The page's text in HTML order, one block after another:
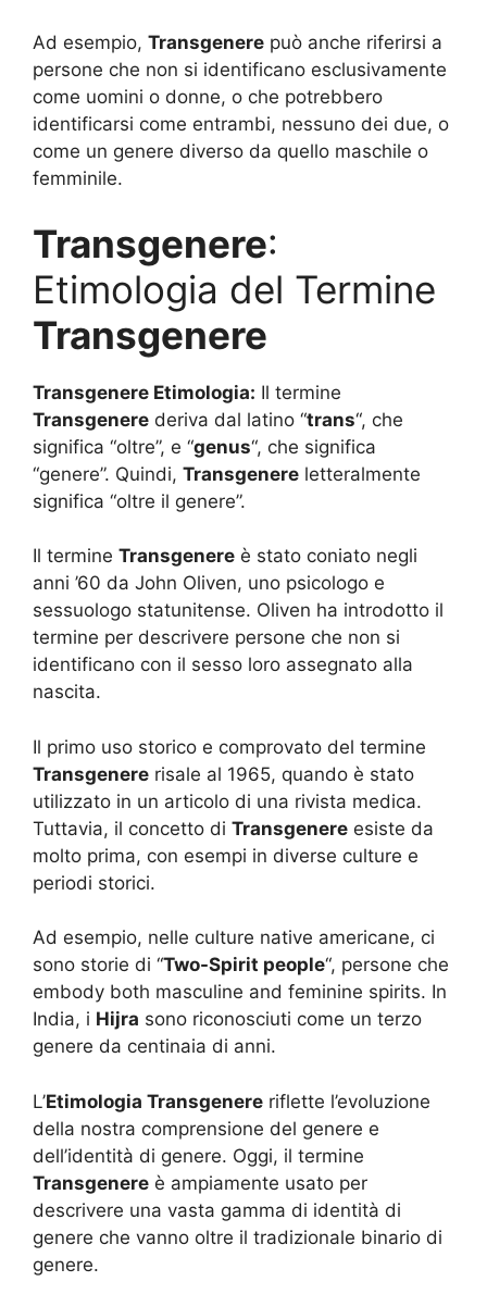
Ad esempio, Transgenere può anche riferirsi a
persone che non si identificano esclusivamente
come uomini o donne, o che potrebbero
identificarsi come entrambi, nessuno dei due, o
come un genere diverso da quello maschile o
femminile.
Transgenere:
Etimologia del Termine
Transgenere
Transgenere Etimologia: Il termine
Transgenere deriva dal latino “trans“, che
significa “oltre”, e “genus“, che significa
“genere”. Quindi, Transgenere letteralmente
significa “oltre il genere”.
Il termine Transgenere è stato coniato negli
anni ’60 da John Oliven, uno psicologo e
sessuologo statunitense. Oliven ha introdotto il
termine per descrivere persone che non si
identificano con il sesso loro assegnato alla
nascita.
Il primo uso storico e comprovato del termine
Transgenere risale al 1965, quando è stato
utilizzato in un articolo di una rivista medica.
Tuttavia, il concetto di Transgenere esiste da
molto prima, con esempi in diverse culture e
periodi storici.
Ad esempio, nelle culture native americane, ci
sono storie di “Two-Spirit people“, persone che
embody both masculine and feminine spirits. In
India, i Hijra sono riconosciuti come un terzo
genere da centinaia di anni.
L’Etimologia Transgenere riflette l’evoluzione
della nostra comprensione del genere e
dell’identità di genere. Oggi, il termine
Transgenere è ampiamente usato per
descrivere una vasta gamma di identità di
genere che vanno oltre il tradizionale binario di
genere.